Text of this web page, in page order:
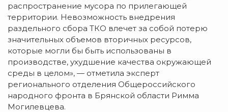
распространение мусора по прилегающей
территории. Невозможность внедрения
раздельного сбора ТКО влечет за собой потерю
значительных объемов вторичных ресурсов,
которые могли бы быть использованы в
производстве, ухудшение качества окружающей
среды в целом», — отметила эксперт
регионального отделения Общероссийского
народного фронта в Брянской области Римма
Могилевцева.